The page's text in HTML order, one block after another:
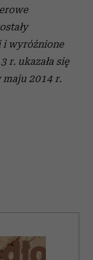
i wyróżnione
r. ukazała się
2014 r.